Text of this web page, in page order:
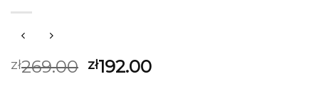
zł269.00 zł192.00